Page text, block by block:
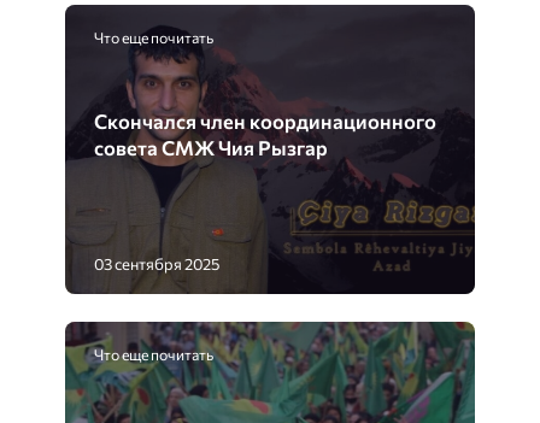
Что еще почитать
Скончался член координационного
совета СМЖ Чия Рызгар
03 сентября 2025
Что еще почитать